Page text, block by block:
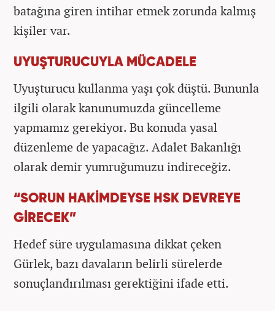
batağına giren intihar etmek zorunda kalmış
kişiler var.
UYUŞTURUCUYLA MÜCADELE
Uyuşturucu kullanma yaşı çok düştü. Bununla
ilgili olarak kanunumuzda güncelleme
yapmamız gerekiyor. Bu konuda yasal
düzenleme de yapacağız. Adalet Bakanlığı
olarak demir yumruğumuzu indireceğiz.
“SORUN HAKİMDEYSE HSK DEVREYE
GİRECEK”
Hedef süre uygulamasına dikkat çeken
Gürlek, bazı davaların belirli sürelerde
sonuçlandırılması gerektiğini ifade etti.